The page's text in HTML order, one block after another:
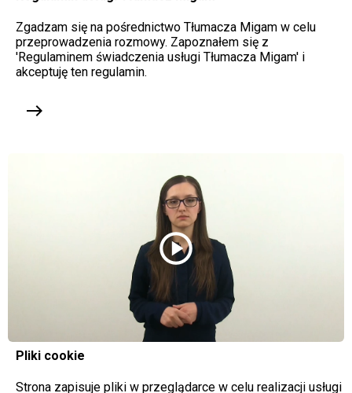
Zgadzam się na pośrednictwo Tłumacza Migam w celu
przeprowadzenia rozmowy. Zapoznałem się z
'Regulaminem świadczenia usługi Tłumacza Migam' i
akceptuję ten regulamin.
east
play_circle
Pliki cookie
Strona zapisuje pliki w przeglądarce w celu realizacji usługi